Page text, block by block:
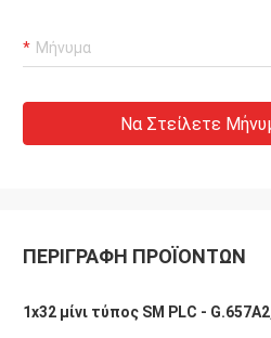
Να Στείλετε
ΠΕΡΙΓΡΑΦΉ ΠΡΟΪΌΝΤΩΝ
1x32 μίνι τύπος SM PLC -